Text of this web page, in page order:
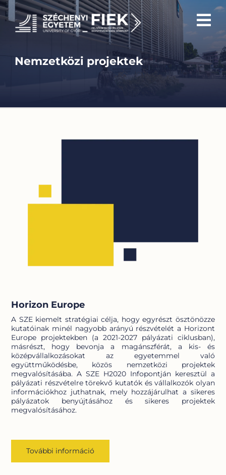
Skip
to
content
Nemzetközi projektek
Horizon Europe
A SZE kiemelt stratégiai célja, hogy egyrészt ösztönözze
kutatóinak minél nagyobb arányú részvételét a Horizont
Europe projektekben (a 2021-2027 pályázati ciklusban),
másrészt, hogy bevonja a magánszférát, a kis- és
középvállalkozásokat az egyetemmel való
együttműködésbe, közös nemzetközi projektek
megvalósításába. A SZE H2020 Infopontján keresztül a
pályázati részvételre törekvő kutatók és vállalkozók olyan
információkhoz juthatnak, mely hozzájárulhat a sikeres
pályázatok benyújtásához és sikeres projektek
megvalósításához.
További információ